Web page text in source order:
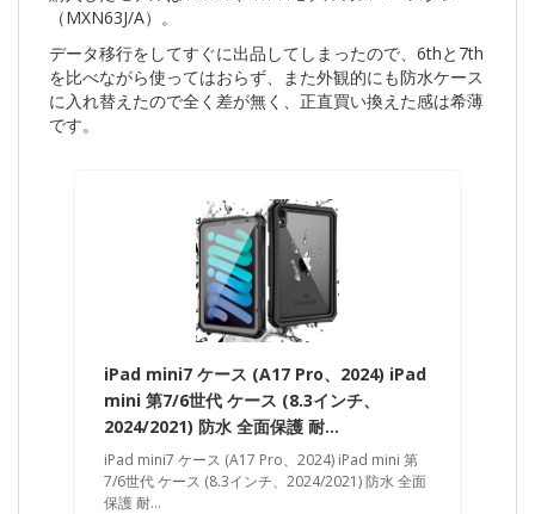
（MXN63J/A）。
データ移行をしてすぐに出品してしまったので、6thと7th
を比べながら使ってはおらず、また外観的にも防水ケース
に入れ替えたので全く差が無く、正直買い換えた感は希薄
です。
iPad mini7 ケース (A17 Pro、2024) iPad
mini 第7/6世代 ケース (8.3インチ、
2024/2021) 防水 全面保護 耐…
iPad mini7 ケース (A17 Pro、2024) iPad mini 第
7/6世代 ケース (8.3インチ、2024/2021) 防水 全面
保護 耐…